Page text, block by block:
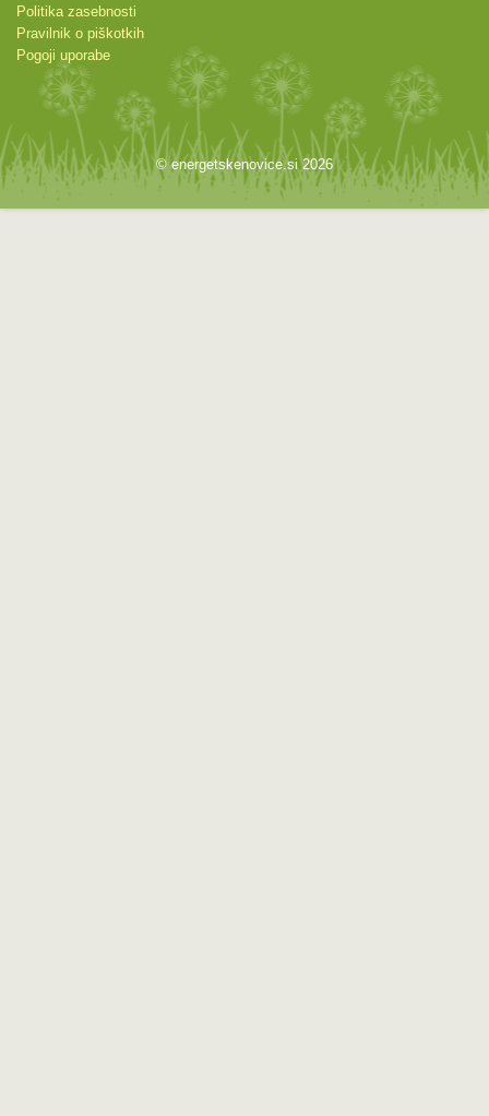
Politika zasebnosti
Pravilnik o piškotkih
Pogoji uporabe
© energetskenovice.si 2026